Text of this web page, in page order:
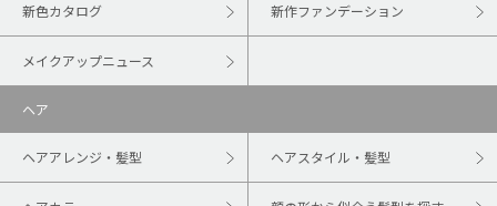
新色カタログ 新作ファンデーション
メイクアップニュース
ヘア
ヘアアレンジ・髪型 ヘアスタイル・髪型